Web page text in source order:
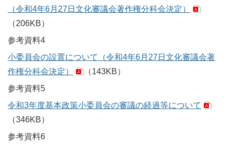
（令和4年6月27日文化審議会著作権分科会決定）
（206KB）
参考資料4
小委員会の設置について（令和4年6月27日文化審議会著
作権分科会決定）
（143KB）
参考資料5
令和3年度基本政策小委員会の審議の経過等について
（346KB）
参考資料6